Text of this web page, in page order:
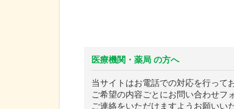
医療機関・薬局 の方へ
当サイトはお電話での対応を行って
ご希望の内容ごとにお問い合わせフ
ご連絡をいただけますようお願いい